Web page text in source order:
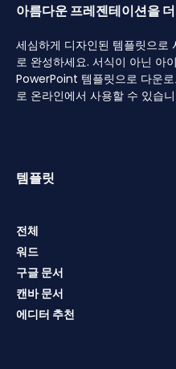
아름다운 프레젠테이션을
세심하게 디자인된 템플릿으로
로 완성하세요. 서식이 아닌 아
PowerPoint 템플릿으로 다운
로 온라인에서 사용할 수 있습
템플릿
전체
워드
구글 문서
캔바 문서
에디터 추천